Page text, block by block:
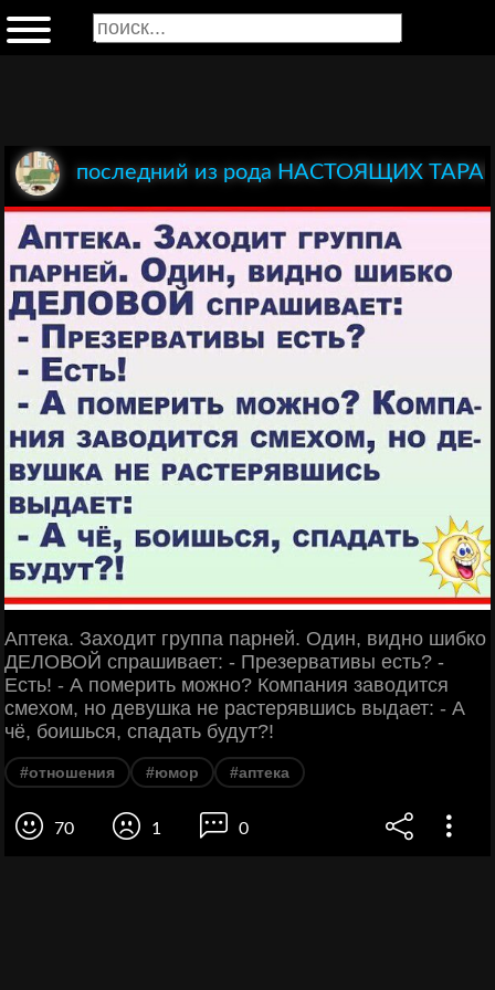
последний из рода НАСТОЯЩИХ
Аптека. Заходит группа парней. Один, видно шибко
ДЕЛОВОЙ спрашивает: - Презервативы есть? -
Есть! - А померить можно? Компания заводится
смехом, но девушка не растерявшись выдает: - А
чё, боишься, спадать будут?!
#отношения #юмор #аптека
70 1 0